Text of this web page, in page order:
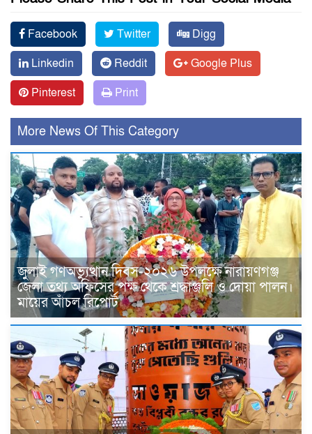
Facebook Twitter
Digg
Linkedin
Reddit
Google Plus
Pinterest
Print
More News Of This Category
জুলাই গণঅভ্যুত্থান দিবস-২০২৬ উপলক্ষে নারায়ণগঞ্জ
জেলা তথ্য অফিসের পক্ষ থেকে শ্রদ্ধাঞ্জলি ও দোয়া পালন।
মায়ের আঁচল রিপোর্ট